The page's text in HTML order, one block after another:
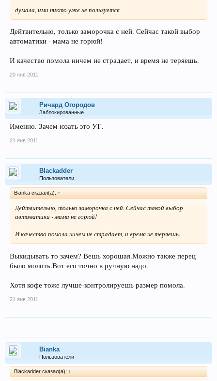
думала, ими никто уже не пользуется
Дейтвительно, только заморочка с ней. Сейчас такой выбор
автоматики - мама не горюй!
И качество помола ничем не страдает, и время не теряешь.
20 янв 2011
Ричард Огородов
Заблокированные
Именно. Зачем юзать это УГ.
21 янв 2011
Blackadder
Пользователи
Bianka сказал(а): ↑
Дейтвительно, только заморочка с ней. Сейчас такой выбор
автоматики - мама не горюй!
И качество помола ничем не страдает, и время не теряешь.
Выкидывать то зачем? Вешь хорошая.Можно также перец
было молоть.Вот его точно в ручную надо.
Хотя кофе тоже лучше-контролируешь размер помола.
21 янв 2011
Bianka
Пользователи
Blackadder сказал(а): ↑